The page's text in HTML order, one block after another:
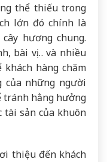
thể thiếu trong
lớn đó chính là
hương chung.
bài vị… và nhiều
hàng chăm
của những người
tránh hằng hưởng
tài sản của khuôn
thiệu đến khách